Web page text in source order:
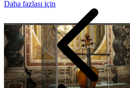
Daha fazlası için